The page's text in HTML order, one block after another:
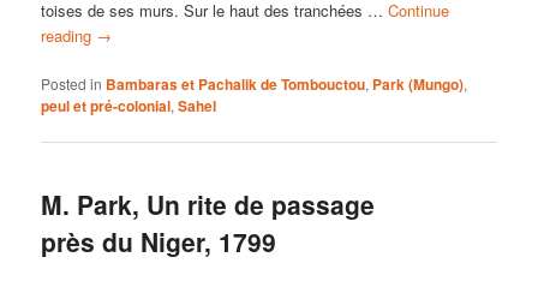
toises de ses murs. Sur le haut des tranchées …Continue
reading →
Posted in Bambaras et Pachalik de Tombouctou, Park (Mungo),
peul et pré-colonial,Sahel
M. Park, Un rite de passage
près du Niger, 1799